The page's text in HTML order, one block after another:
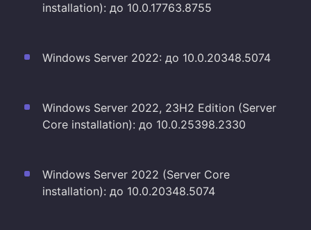
installation): до 10.0.17763.8755
Windows Server 2022: до 10.0.20348.5074
Windows Server 2022, 23H2 Edition (Server
Core installation): до 10.0.25398.2330
Windows Server 2022 (Server Core
installation): до 10.0.20348.5074